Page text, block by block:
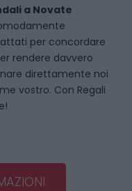
a Novate
per concordare
rendere davvero
direttamente noi
vostro. Con Regali